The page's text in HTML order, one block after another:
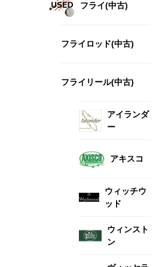
フライ(中古)
フライロッド(中古)
フライリール(中古)
アイランダ
ー
アキスコ
ウィッチウ
ッド
ウィンスト
ン